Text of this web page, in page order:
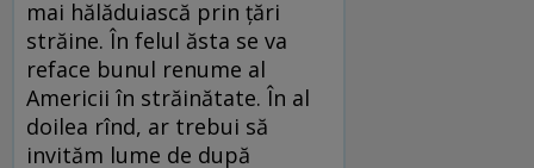
mai hălăduiască prin țări
străine. În felul ăsta se va
reface bunul renume al
Americii în străinătate. În al
doilea rînd, ar trebui să
invităm lume de după